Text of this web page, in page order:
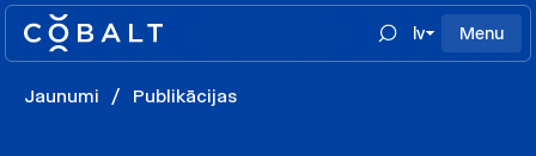
lv Menu
Jaunumi / Publikācijas